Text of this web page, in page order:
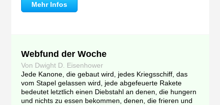
Mehr Infos
Webfund der Woche
Von Dwight D. Eisenhower
Jede Kanone, die gebaut wird, jedes Kriegsschiff, das
vom Stapel gelassen wird, jede abgefeuerte Rakete
bedeutet letztlich einen Diebstahl an denen, die hungern
und nichts zu essen bekommen, denen, die frieren und